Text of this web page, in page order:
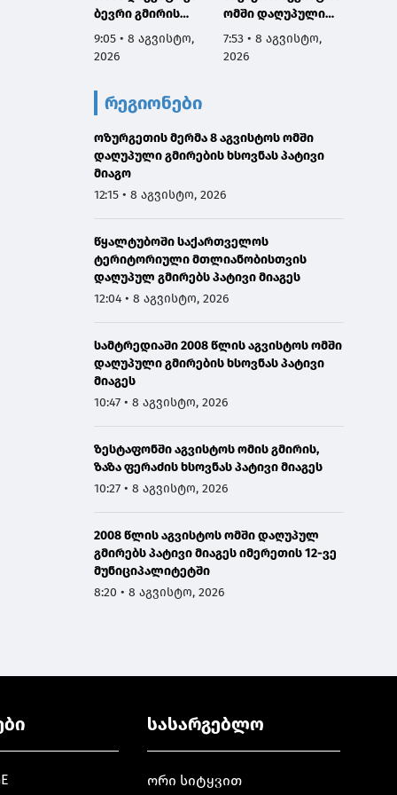
ბევრი გმირის
სახელი და
დაგვაკისრა
არ დავიხიოთ უკან
ჩვენი ქვეყნის
ინტერესებზე
ზრუნვისას და
მშვიდობით
შევძლოთ
9:05 • 8 აგვისტო,
2026
ომში დაღუპული
გმირების ხსოვნას,
მათი პატრიოტიზმი
ყველაფერი
გავაკეთოთ
საქართველოს
აღსადგენად
7:53 • 8 აგვისტო,
2026
რეგიონები
ოზურგეთის მერმა 8 აგვისტოს ომში
დაღუპული გმირების ხსოვნას პატივი
მიაგო
12:15 • 8 აგვისტო, 2026
წყალტუბოში საქართველოს
ტერიტორიული მთლიანობისთვის
დაღუპულ გმირებს პატივი მიაგეს
12:04 • 8 აგვისტო, 2026
სამტრედიაში 2008 წლის აგვისტოს ომში
დაღუპული გმირების ხსოვნას პატივი
მიაგეს
10:47 • 8 აგვისტო, 2026
ზესტაფონში აგვისტოს ომის გმირის,
ზაზა ფერაძის ხსოვნას პატივი მიაგეს
10:27 • 8 აგვისტო, 2026
2008 წლის აგვისტოს ომში დაღუპულ
გმირებს პატივი მიაგეს იმერეთის 12-ვე
მუნიციპალიტეტში
8:20 • 8 აგვისტო, 2026
სასარგებლო
ორი სიტყვით